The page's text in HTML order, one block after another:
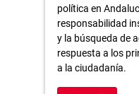
política en
responsabilidad
y la búsqueda de
respuesta a los
a la ciudadanía.